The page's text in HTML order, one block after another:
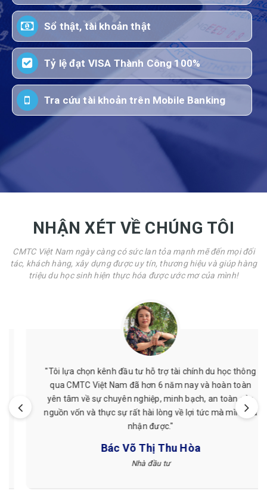
Sổ thật, tài khoản thật
Tỷ lệ đạt VISA Thành Công 100%
Tra cứu tài khoản trên Mobile Banking
NHẬN XÉT VỀ CHÚNG TÔI
CMTC Việt Nam ngày càng có sức lan tỏa mạnh mẽ đến mọi đối
tác, khách hàng, xây dựng được uy tín, thương hiệu và giúp hàng
triệu du học sinh hiện thực hóa được ước mơ của mình!
"Tôi lựa chọn kênh đầu tư hỗ trợ tài chính du học thông
qua CMTC Việt Nam đã hơn 6 năm nay và hoàn toàn
yên tâm về sự chuyên nghiệp, minh bạch, an toàn của
nguồn vốn và thực sự rất hài lòng về lợi tức mà mình đã
nhận được."
Bác Võ Thị Thu Hòa
Nhà đầu tư